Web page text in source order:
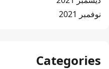
نوفمبر 2021
Categories